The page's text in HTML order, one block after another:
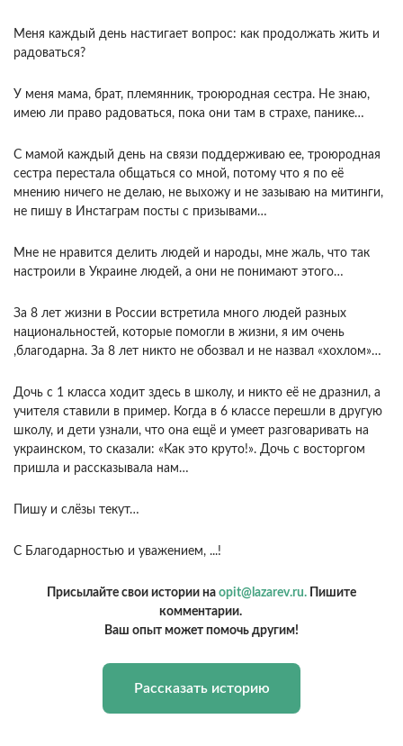
Меня каждый день настигает вопрос: как продолжать жить и
радоваться?
У меня мама, брат, племянник, троюродная сестра. Не знаю,
имею ли право радоваться, пока они там в страхе, панике…
С мамой каждый день на связи поддерживаю ее, троюродная
сестра перестала общаться со мной, потому что я по её
мнению ничего не делаю, не выхожу и не зазываю на митинги,
не пишу в Инстаграм посты с призывами…
Мне не нравится делить людей и народы, мне жаль, что так
настроили в Украине людей, а они не понимают этого…
За 8 лет жизни в России встретила много людей разных
национальностей, которые помогли в жизни, я им очень
,благодарна. За 8 лет никто не обозвал и не назвал «хохлом»…
Дочь с 1 класса ходит здесь в школу, и никто её не дразнил, а
учителя ставили в пример. Когда в 6 классе перешли в другую
школу, и дети узнали, что она ещё и умеет разговаривать на
украинском, то сказали: «Как это круто!». Дочь с восторгом
пришла и рассказывала нам…
Пишу и слёзы текут…
С Благодарностью и уважением, ...!
Присылайте свои истории на opit@lazarev.ru. Пишите
комментарии.
Ваш опыт может помочь другим!
Рассказать историю